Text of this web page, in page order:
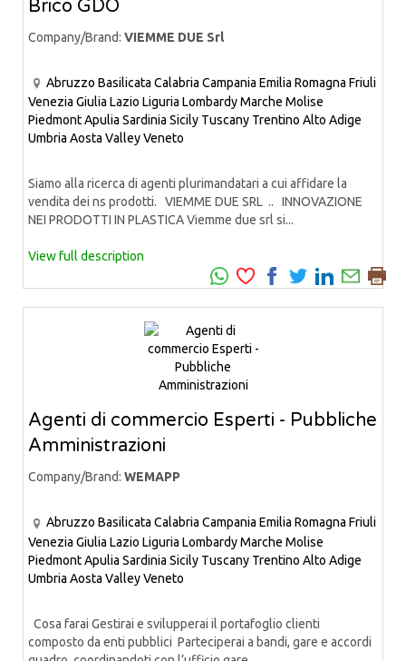
Brico GDO
Company/Brand: VIEMME DUE Srl
Abruzzo Basilicata Calabria Campania Emilia Romagna Friuli
Venezia Giulia Lazio Liguria LombardyMarche Molise
PiedmontApulia Sardinia Sicily Tuscany Trentino Alto Adige
Umbria Aosta ValleyVeneto
Siamo alla ricerca di agenti plurimandatari a cui affidare la
vendita dei ns prodotti. VIEMME DUE SRL .. INNOVAZIONE
NEI PRODOTTI IN PLASTICA Viemme due srl si...
View full description
Agenti di commercio Esperti - Pubbliche
Amministrazioni
Company/Brand: WEMAPP
Abruzzo Basilicata Calabria Campania Emilia Romagna Friuli
Venezia Giulia Lazio Liguria LombardyMarche Molise
PiedmontApulia Sardinia Sicily Tuscany Trentino Alto Adige
Umbria Aosta ValleyVeneto
Cosa farai Gestirai e svilupperai il portafoglio clienti
composto da enti pubblici Parteciperai a bandi, gare e accordi